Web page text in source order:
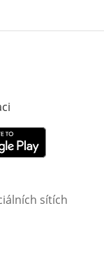
okně
sítích
okně